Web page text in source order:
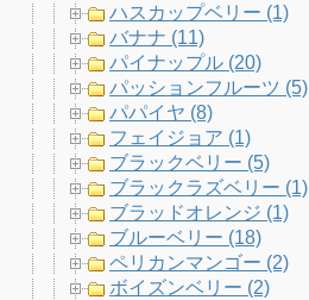
ハスカップベリー (1)
バナナ (11)
パイナップル (20)
パッションフルーツ (5)
パパイヤ (8)
フェイジョア (1)
ブラックベリー (5)
ブラックラズベリー (1)
ブラッドオレンジ (1)
ブルーベリー (18)
ペリカンマンゴー (2)
ボイズンベリー (2)